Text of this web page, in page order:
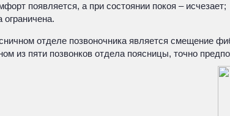
появляется, а при состоянии покоя – исчезает;
ограничена.
отделе позвоночника является смещение
из пяти позвонков отдела поясницы, точно